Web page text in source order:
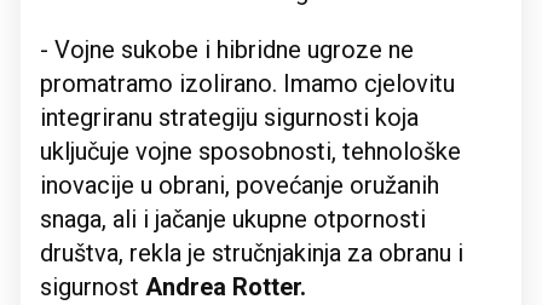
- Vojne sukobe i hibridne ugroze ne
promatramo izolirano. Imamo cjelovitu
integriranu strategiju sigurnosti koja
uključuje vojne sposobnosti, tehnološke
inovacije u obrani, povećanje oružanih
snaga, ali i jačanje ukupne otpornosti
društva, rekla je stručnjakinja za obranu i
sigurnost Andrea Rotter.